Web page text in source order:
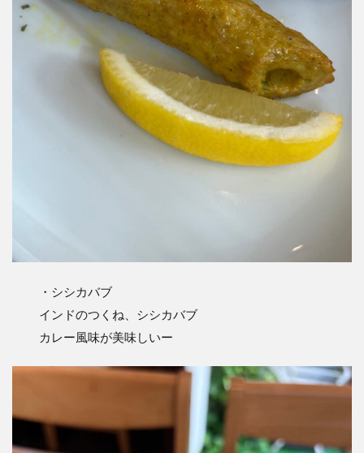
・シシカバブ
インドのつくね、シシカバブ
カレー風味が美味しいー